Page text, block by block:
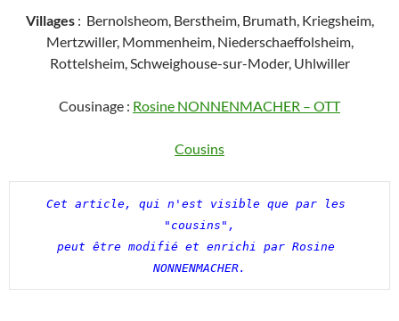
Villages: Bernolsheom, Berstheim, Brumath, Kriegsheim,
Mertzwiller, Mommenheim, Niederschaeffolsheim,
Rottelsheim, Schweighouse-sur-Moder, Uhlwiller
Cousinage : Rosine NONNENMACHER – OTT
Cousins
Cet article, qui n'est visible que par les
"cousins",
peut être modifié et enrichi par Rosine
NONNENMACHER.